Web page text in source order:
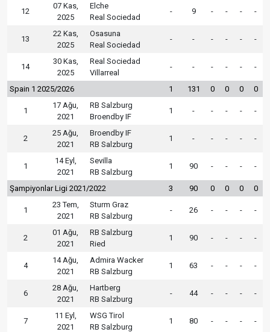
12
07 Kas,
2025
Elche
Real Sociedad
- 9 - - - -
13
22 Kas,
2025
Osasuna
Real Sociedad
- - - - - -
14
30 Kas,
2025
Real Sociedad
Villarreal
- - - - - -
Spain 1 2025/2026 1 131 0 0 0 0
1
17 Ağu,
2021
RB Salzburg
Broendby IF
1 - - - - -
2
25 Ağu,
2021
Broendby IF
RB Salzburg
1 - - - - -
1
14 Eyl,
2021
Sevilla
RB Salzburg
1 90 - - - -
Şampiyonlar Ligi 2021/2022 3 90 0 0 0 0
1
23 Tem,
2021
Sturm Graz
RB Salzburg
- 26 - - - -
2
01 Ağu,
2021
RB Salzburg
Ried
1 90 - - - -
4
14 Ağu,
2021
Admira Wacker
RB Salzburg
1 63 - - - -
6
28 Ağu,
2021
Hartberg
RB Salzburg
- 44 - - - -
7
11 Eyl,
2021
WSG Tirol
RB Salzburg
1 80 - - - -